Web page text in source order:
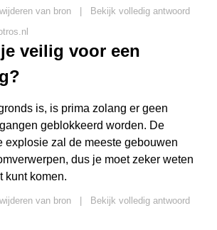
van bron
Bekijk volledig antwoord
veilig voor een
is, is prima zolang er geen
geblokkeerd worden. De
explosie zal de meeste gebouwen
dus je moet zeker weten
kunt komen.
van bron
Bekijk volledig antwoord